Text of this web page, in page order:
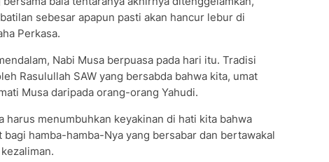
sebesar apapun pasti akan hancur lebur di
Perkasa.
Nabi Musa berpuasa pada hari itu. Tradisi
Rasulullah SAW yang bersabda bahwa kita, umat
Musa daripada orang-orang Yahudi.
harus menumbuhkan keyakinan di hati kita bahwa
hamba-hamba-Nya yang bersabar dan bertawakal